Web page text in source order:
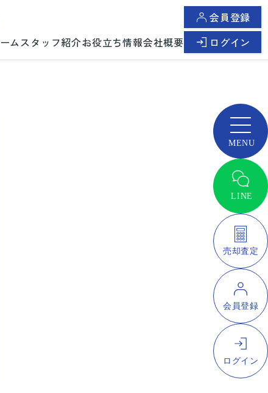
ム スタッフ紹介お役立ち情報会社概要
会員登録
ログイン